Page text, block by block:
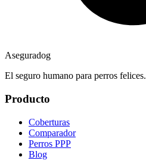
Aseguradog
El seguro humano para perros felices.
Producto
Coberturas
Comparador
Perros PPP
Blog